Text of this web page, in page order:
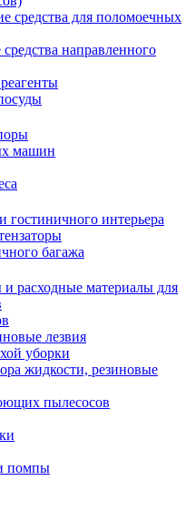
средства для поломоечных
направленного
машин
интерьера
багажа
и расходные материалы для
лезвия
уборки
жидкости, резиновые
пылесосов
помпы